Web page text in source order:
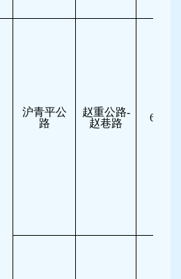
沪青平公
路
赵重公路-
赵巷路
6:30-